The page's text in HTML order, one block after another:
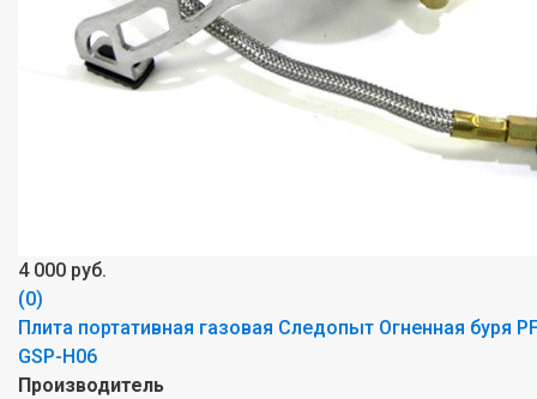
4 000 руб.
(0)
Плита портативная газовая Следопыт Огненная буря
GSP-Н06
Производитель